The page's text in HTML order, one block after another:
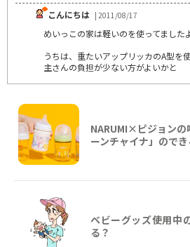
こんにちは | 2011/08/17
めいっこの家は軽いのを使ってました
うちは、重たいアップリッカのA型を使
主さんの負担が少ない方がよいかと
NARUMI×ピジョンの
ーンチャイナ」ので
ベビーグッズ使用中
る？